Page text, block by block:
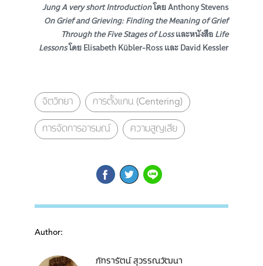
Jung A very short Introductionโดย Anthony Stevens
On Grief and Grieving: Finding the Meaning of Grief
Through the Five Stages of LossและหนังสือLife
LessonsโดยElisabeth Kübler-Ross และ David Kessler
จิตวิทยา การตั้งแกน (Centering)
การจัดการอารมณ์ ความสูญเสีย
Author:
ภัทรารัตน์ สุวรรณวัฒนา